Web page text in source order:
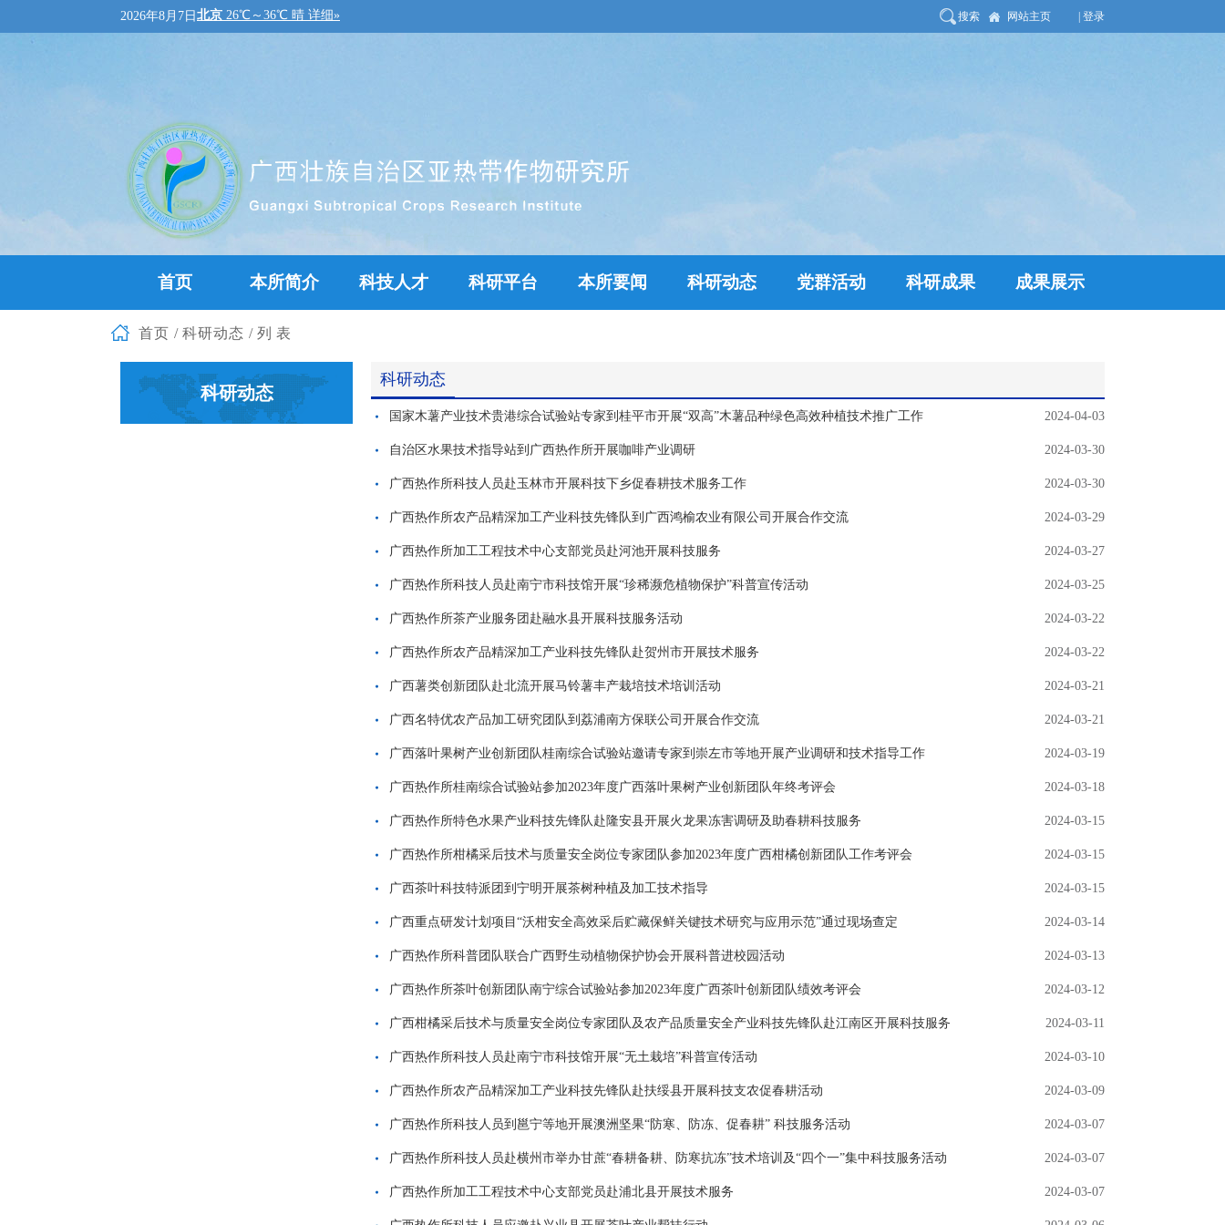
2026年8月7日 搜索 网站主页 | 登录
首页 本所简介 科技人才 科研平台 本所要闻 科研动态 党群活动 科研成果 成果展示
首页 / 科研动态 /列表
科研动态
科研动态
2024-04-03
国家木薯产业技术贵港综合试验站专家到桂平市开展“双高”木薯品种绿色高效种植技术推广工作
2024-03-30
自治区水果技术指导站到广西热作所开展咖啡产业调研
2024-03-30
广西热作所科技人员赴玉林市开展科技下乡促春耕技术服务工作
2024-03-29
广西热作所农产品精深加工产业科技先锋队到广西鸿榆农业有限公司开展合作交流
2024-03-27
广西热作所加工工程技术中心支部党员赴河池开展科技服务
2024-03-25
广西热作所科技人员赴南宁市科技馆开展“珍稀濒危植物保护”科普宣传活动
2024-03-22
广西热作所茶产业服务团赴融水县开展科技服务活动
2024-03-22
广西热作所农产品精深加工产业科技先锋队赴贺州市开展技术服务
2024-03-21
广西薯类创新团队赴北流开展马铃薯丰产栽培技术培训活动
2024-03-21
广西名特优农产品加工研究团队到荔浦南方保联公司开展合作交流
2024-03-19
广西落叶果树产业创新团队桂南综合试验站邀请专家到崇左市等地开展产业调研和技术指导工作
2024-03-18
广西热作所桂南综合试验站参加2023年度广西落叶果树产业创新团队年终考评会
2024-03-15
广西热作所特色水果产业科技先锋队赴隆安县开展火龙果冻害调研及助春耕科技服务
2024-03-15
广西热作所柑橘采后技术与质量安全岗位专家团队参加2023年度广西柑橘创新团队工作考评会
2024-03-15
广西茶叶科技特派团到宁明开展茶树种植及加工技术指导
2024-03-14
广西重点研发计划项目“沃柑安全高效采后贮藏保鲜关键技术研究与应用示范”通过现场查定
2024-03-13
广西热作所科普团队联合广西野生动植物保护协会开展科普进校园活动
2024-03-12
广西热作所茶叶创新团队南宁综合试验站参加2023年度广西茶叶创新团队绩效考评会
2024-03-11
广西柑橘采后技术与质量安全岗位专家团队及农产品质量安全产业科技先锋队赴江南区开展科技服务
2024-03-10
广西热作所科技人员赴南宁市科技馆开展“无土栽培”科普宣传活动
2024-03-09
广西热作所农产品精深加工产业科技先锋队赴扶绥县开展科技支农促春耕活动
2024-03-07
广西热作所科技人员到邕宁等地开展澳洲坚果“防寒、防冻、促春耕” 科技服务活动
2024-03-07
广西热作所科技人员赴横州市举办甘蔗“春耕备耕、防寒抗冻”技术培训及“四个一”集中科技服务活动
2024-03-07
广西热作所加工工程技术中心支部党员赴浦北县开展技术服务